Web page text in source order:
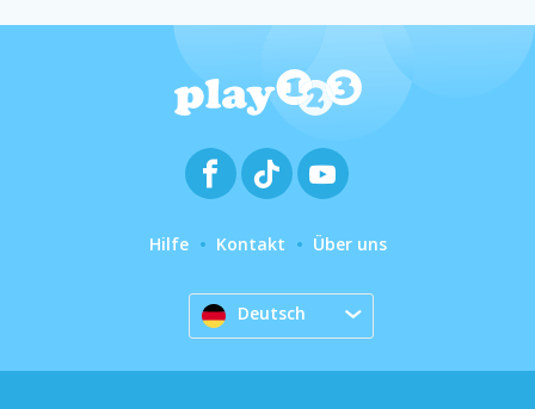
Hilfe Kontakt Über uns
Deutsch